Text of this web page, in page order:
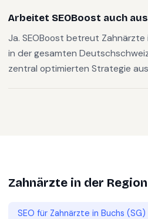
Arbeitet SEOBoost auch
Ja. SEOBoost betreut Zahnärzte
in der gesamten
zentral optimierten Strategie
Zahnärzte in der Region
SEO für Zahnärzte in Buchs (SG)